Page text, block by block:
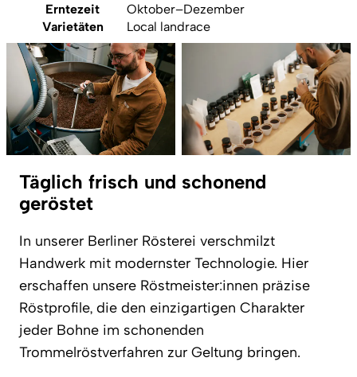
Erntezeit
Oktober–Dezember
Varietäten
Local landrace
Täglich frisch und schonend
geröstet
In unserer Berliner Rösterei verschmilzt
Handwerk mit modernster Technologie. Hier
erschaffen unsere Röstmeister:innen präzise
Röstprofile, die den einzigartigen Charakter
jeder Bohne im schonenden
Trommelröstverfahren zur Geltung bringen.